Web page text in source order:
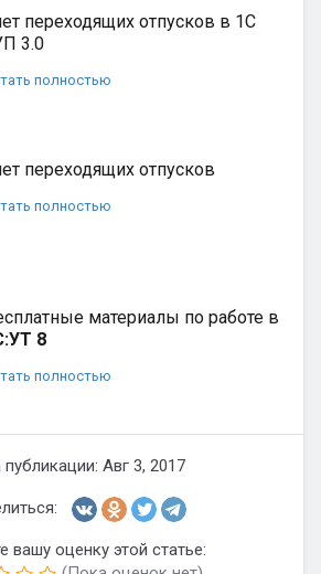
переходящих отпусков в 1С
3.0
полностью
переходящих отпусков
полностью
материалы по работе в
8
полностью
Авг 3, 2017
вашу оценку этой статье: